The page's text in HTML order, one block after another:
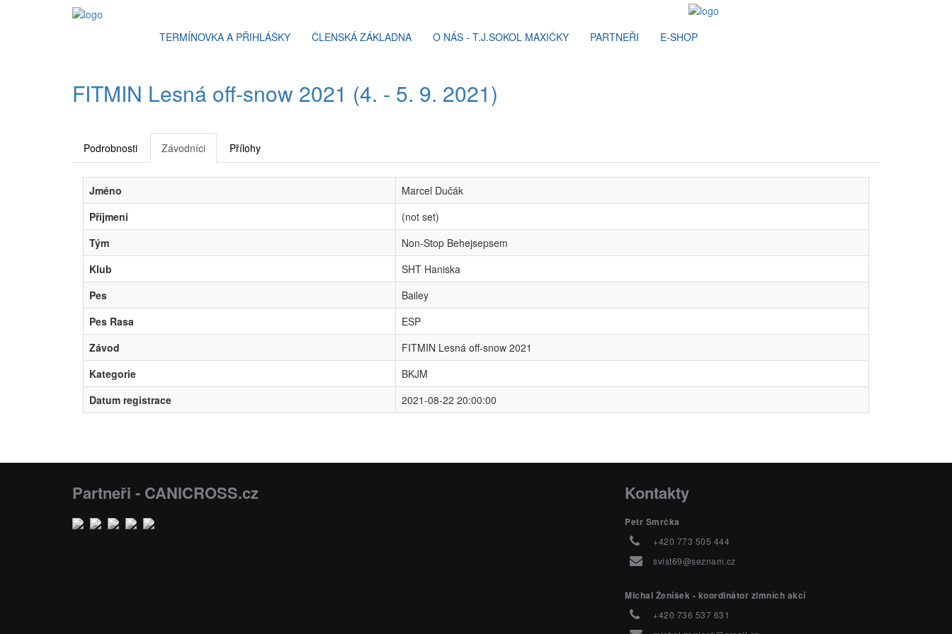
TERMÍNOVKA A PŘIHLÁŠKY ČLENSKÁ ZÁKLADNA O NÁS - T.J.SOKOL MAXIČKY PARTNEŘI E-SHOP
FITMIN Lesná off-snow 2021 (4. - 5. 9. 2021)
Podrobnosti Závodníci Přílohy
Jméno
Marcel Dučák
Příjmení
(not set)
Tým
Non-Stop Behejsepsem
Klub
SHT Haniska
Pes
Bailey
Pes Rasa
ESP
Závod
FITMIN Lesná off-snow 2021
Kategorie
BKJM
Datum registrace
2021-08-22 20:00:00
Partneři - CANICROSS.cz Kontakty
Petr Smrčka
+420 773 505 444
svist69@seznam.cz
Michal Ženíšek - koordinátor zimních akcí
+420 736 537 631